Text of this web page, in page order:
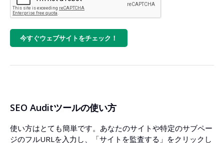
JavaScriptレンダリング
審査するウェブサイトが監査ツールのクロールをブロックしている場合やク
レームワーク）を使用している場合は、ここにレンダリング済みHTMLを貼
り付けてください：
今すぐウェブサイトをチェック！
SEO Auditツールの使い方
使い方はとても簡単です。あなたのサイトや特定のサブペー
ジのフルURLを入力し、「サイトを監査する」をクリックし